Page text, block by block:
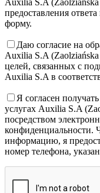
Auxilia S.A
предоставления
форму.
Даю согласие на
Auxilia S.A
целей, связанных с
Auxilia S.A в
Я согласен
услугах Auxilia S.A
посредством
конфиденциальности.
информацию, я
номер телефона,